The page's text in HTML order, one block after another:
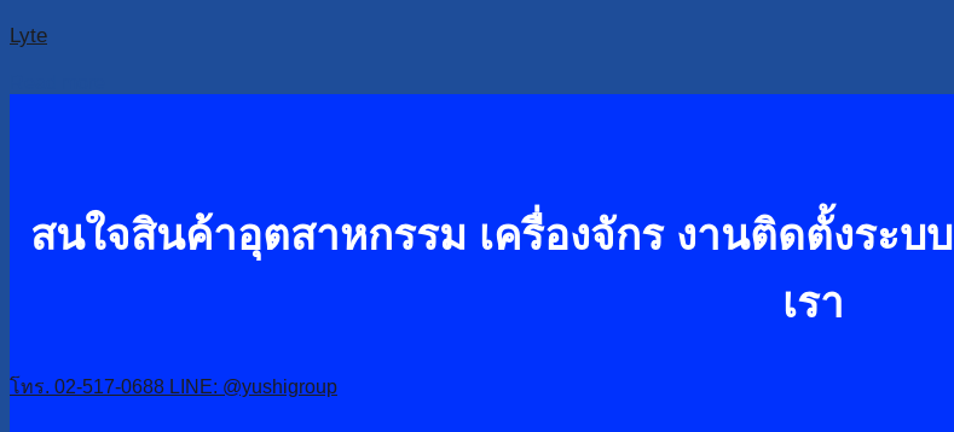
Lyte
สนใจสินค้าอุตสาหกรรม เครื่องจักร งานติดตั้งระบบ
เรา
โทร. 02-517-0688 LINE: @yushigroup